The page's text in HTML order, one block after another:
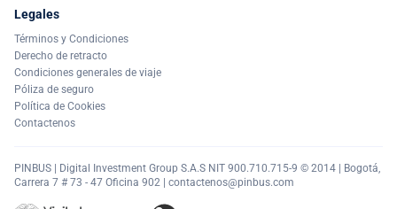
Legales
Términos y Condiciones
Derecho de retracto
Condiciones generales de viaje
Póliza de seguro
Política de Cookies
Contactenos
PINBUS | Digital Investment Group S.A.S NIT 900.710.715-9 © 2014 | Bogotá,
Carrera 7 # 73 - 47 Oficina 902 | contactenos@pinbus.com